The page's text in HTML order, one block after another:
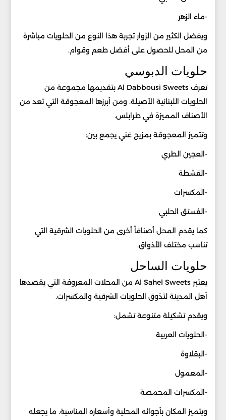
-ماء الزهر
ويفضل الكثير من الزوار تجربة هذا النوع من الحلويات مباشرة
من المحل للحصول على أفضل طعم وقوام.
حلويات الدبوسي
تعرف Al Dabbousi Sweets بتقديمها مجموعة من
الحلويات اللبنانية الأصيلة. ومن أبرزها المعجوقة التي تعد من
الأصناف المميزة في طرابلس.
وتتميز المعجوقة بمزيج غني يجمع بين:
-العجين الطري
-القشطة
-المكسرات
-الفستق الحلبي
كما يقدم المحل أصنافاً أخرى من الحلويات الشرقية التي
تناسب مختلف الأذواق.
حلويات الساحل
يعتبر Al Sahel Sweets من المحلات المعروفة التي يقصدها
أهل المدينة لتذوق الحلويات الشرقية والمكسرات.
ويقدم تشكيلة متنوعة تشمل:
-الحلويات العربية
-البقلاوة
-المعمول
-المكسرات المحمصة
ويتميز المكان بأجوائه المحلية وأسعاره المناسبة. ما يجعله